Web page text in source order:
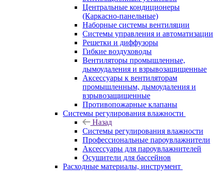
Центральные кондиционеры
(Каркасно-панельные)
Наборные системы вентиляции
Системы управления и автоматизации
Решетки и диффузоры
Гибкие воздуховоды
Вентиляторы промышленные,
дымоудаления и взрывозащищенные
Аксессуары к вентиляторам
промышленным, дымоудаления и
взрывозащищенные
Противопожарные клапаны
Системы регулирования влажности
Назад
Системы регулирования влажности
Профессиональные пароувлажнители
Аксессуары для пароувлажнителей
Осушители для бассейнов
Расходные материалы, инструмент